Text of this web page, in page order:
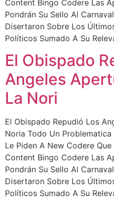
Content Bingo Codere Las
Pondrán Su Sello Al
Disertaron Sobre Los
Políticos Sumado A Su
El Obispado
Angeles
La Nori
El Obispado Repudió Los
Noria Todo Un
Le Piden A New Codere
Content Bingo Codere Las
Pondrán Su Sello Al
Disertaron Sobre Los
Políticos Sumado A Su